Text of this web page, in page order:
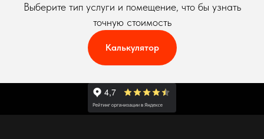
Выберите тип услуги и помещение, что бы узнать
точную стоимость
Калькулятор